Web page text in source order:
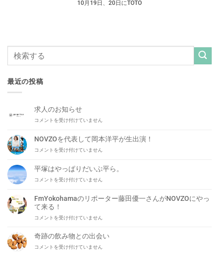
10月19日、20日にTOTO
最近の投稿
求人のお知らせ
求
の
知
せ
コメントを受け付けていません
NOVZOを代表して岡本洋平が生出演！
NOVZO
代
表
し
岡
本
平
生
コメントを受け付けていません
平塚はやっぱりだいぶ平ら。
平
は
っ
ぱ
だ
ぶ
コメントを受け付けていません
FmYokohamaのリポーター藤田優一さんがNOVZOにやっ
て来る！
FmYokohama
リ
ポ
ー
コメントを受け付けていません
奇跡の飲み物との出会い
奇
コメントを受け付けていません